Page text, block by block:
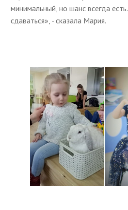
минимальный, но шанс всегда
сдаваться», - сказала Мария.